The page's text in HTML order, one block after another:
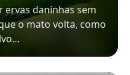
daninhas sem
o mato volta, como